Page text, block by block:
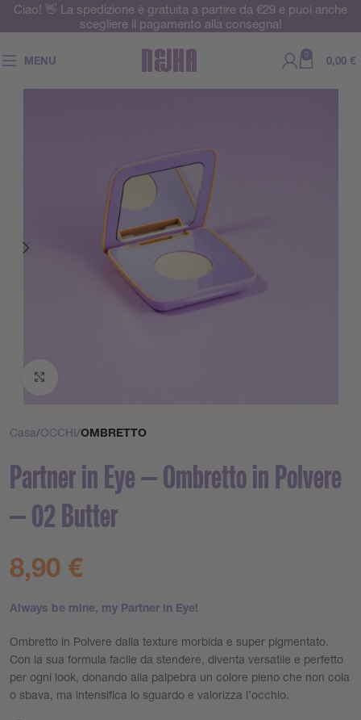
Ciao! 👋 La spedizione è gratuita a partire da €29 e puoi anche
scegliere il pagamento alla consegna!
MENU 0 0,00 €
Casa OCCHI OMBRETTO
Partner in Eye – Ombretto in Polvere
– 02 Butter
8,90 €
Always be mine, my Partner in Eye!
Ombretto in Polvere dalla texture morbida e super pigmentato.
Con la sua formula facile da stendere, diventa versatile e perfetto
per ogni look, donando alla palpebra un colore pieno che non cola
o sbava, ma intensifica lo sguardo e valorizza l’occhio.